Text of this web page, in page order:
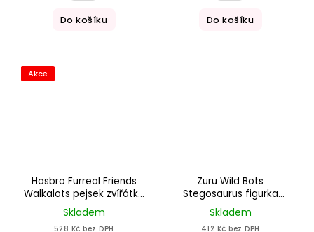
Do košíku Do košíku
Akce
Hasbro Furreal Friends
Walkalots pejsek zvířátko
na vodítku
Skladem
528 Kč bez DPH
Zuru Wild Bots
Stegosaurus figurka
interaktivní
Skladem
412 Kč bez DPH